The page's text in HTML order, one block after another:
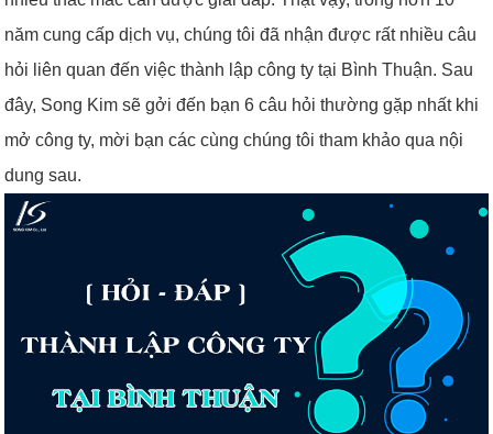
năm cung cấp dịch vụ, chúng tôi đã nhận được rất nhiều câu
hỏi liên quan đến việc thành lập công ty tại Bình Thuận. Sau
đây, Song Kim sẽ gởi đến bạn 6 câu hỏi thường gặp nhất khi
mở công ty, mời bạn các cùng chúng tôi tham khảo qua nội
dung sau.